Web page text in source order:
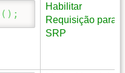
( ) ;
Habilitar
Requisição para
SRP